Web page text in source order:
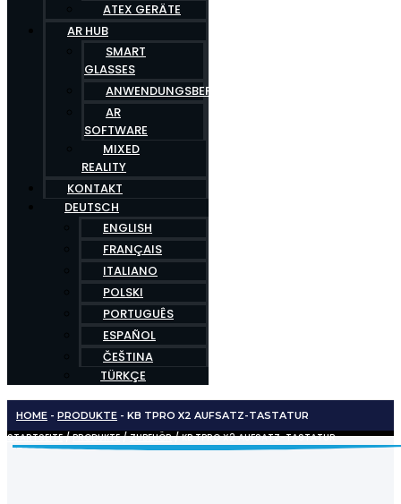
ATEX GERÄTE
AR HUB
SMART
GLASSES
ANWENDUNGSBEREICHE
AR
SOFTWARE
MIXED
REALITY
KONTAKT
DEUTSCH
ENGLISH
FRANÇAIS
ITALIANO
POLSKI
PORTUGUÊS
ESPAÑOL
ČEŠTINA
TÜRKÇE
HOME - PRODUKTE - KB TPRO X2 AUFSATZ-TASTATUR
STARTSEITE/PRODUKTE/ZUBEHÖR/ KB TPRO X2 AUFSATZ-TASTATUR